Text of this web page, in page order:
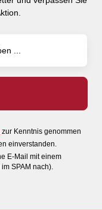
zur Kenntnis genommen
einverstanden.
E-Mail mit einem
SPAM nach).